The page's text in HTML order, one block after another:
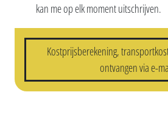
kan me op elk moment uitschrijven.
Kostprijsberekening,
ontvangen via e-